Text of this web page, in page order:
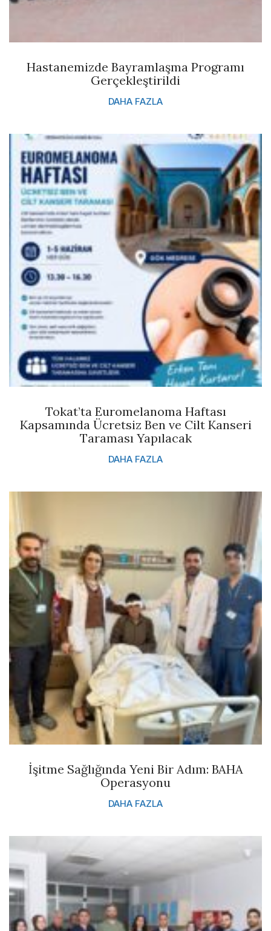
Hastanemizde Bayramlaşma Programı
Gerçekleştirildi
DAHA FAZLA
Tokat’ta Euromelanoma Haftası
Kapsamında Ücretsiz Ben ve Cilt Kanseri
Taraması Yapılacak
DAHA FAZLA
İşitme Sağlığında Yeni Bir Adım: BAHA
Operasyonu
DAHA FAZLA